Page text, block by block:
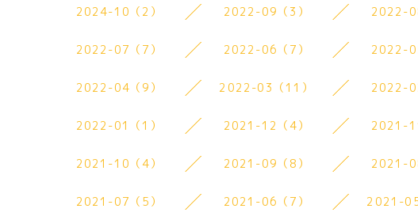
2024-10（2） 2022-09（3） 2022-
2022-07（7） 2022-06（7） 2022-
2022-04（9） 2022-03（11） 2022-
2022-01（1） 2021-12（4） 2021-
2021-10（4） 2021-09（8） 2021-
2021-07（5） 2021-06（7） 2021-05